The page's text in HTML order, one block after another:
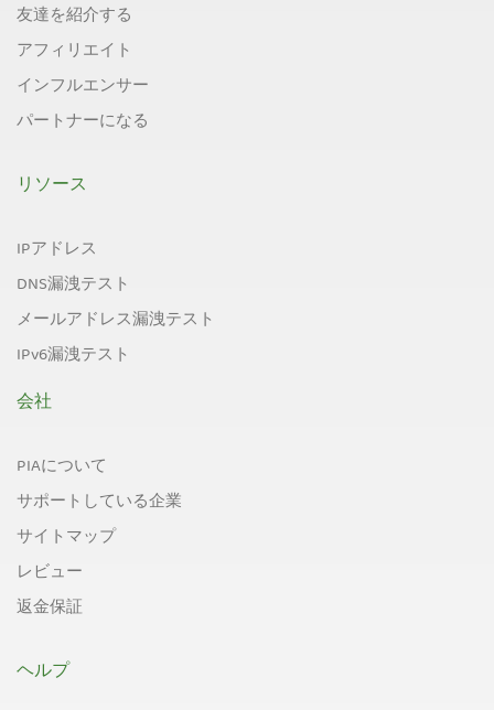
友達を紹介する
アフィリエイト
インフルエンサー
パートナーになる
リソース
IPアドレス
DNS漏洩テスト
メールアドレス漏洩テスト
IPv6漏洩テスト
会社
PIAについて
サポートしている企業
サイトマップ
レビュー
返金保証
ヘルプ